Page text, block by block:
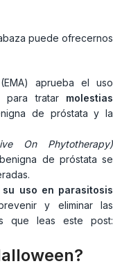
puede ofrecernos
aprueba el uso
para tratar molestias
de próstata y la
On Phytotherapy)
de próstata se
su uso en parasitosis
y eliminar las
que leas este post: